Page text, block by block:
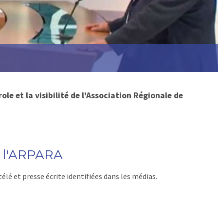
et la visibilité de l'Association Régionale de
et presse écrite identifiées dans les médias.